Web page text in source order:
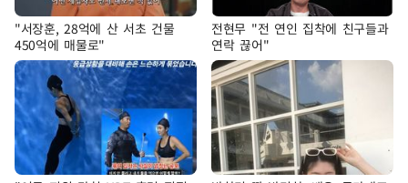
"서장훈, 28억에 산 서초 건물
450억에 매물로"
전현무 "전 연인 집착에 친구들과
연락 끊어"